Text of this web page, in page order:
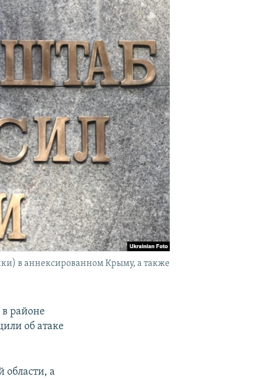
в аннексированном Крыму, а также
районе
об атаке
области, а